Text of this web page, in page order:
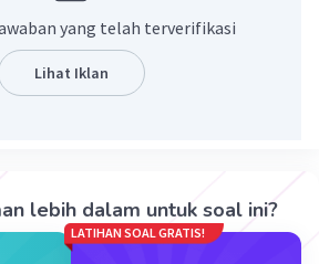
yang telah terverifikasi
Lihat Iklan
lebih dalam untuk soal ini?
LATIHAN SOAL GRATIS!